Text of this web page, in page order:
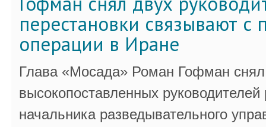
перестановки связывают с
операции в Иране
Глава «Мосада» Роман Гофман снял
высокопоставленных
начальника разведывательного